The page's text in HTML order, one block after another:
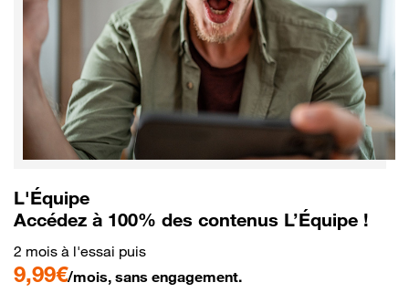
L'Équipe
Accédez à 100% des contenus L’Équipe !
2 mois à l'essai puis
9,99€/mois, sans engagement.